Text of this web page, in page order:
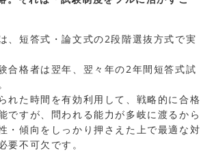
、短答式・論文式の2段階選抜方式で実
合格者は翌年、翌々年の2年間短答式試
れた時間を有効利用して、戦略的に合格
ですが、問われる能力が多岐に渡るから
・傾向をしっかり押さえた上で最適な対
要不可欠です。